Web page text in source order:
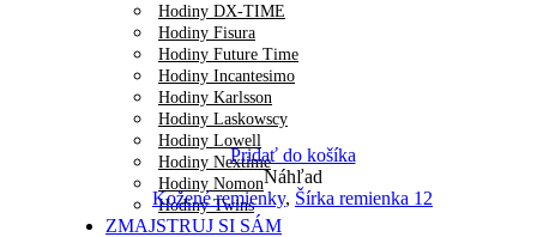
Hodiny DX-TIME
Hodiny Fisura
Hodiny Future Time
Hodiny Incantesimo
Hodiny Karlsson
Hodiny Laskowscy
Hodiny Lowell
Hodiny Nextime
Hodiny Nomon
Hodiny Twins
ZMAJSTRUJ SI SÁM
Pridať do košíka
Náhľad
Kožené remienky, Šírka remienka 12